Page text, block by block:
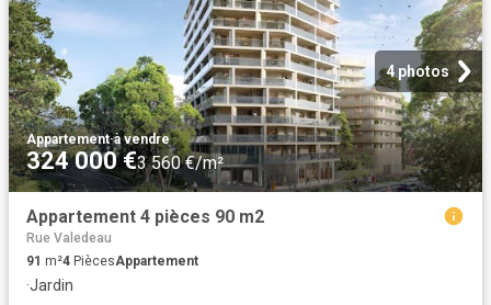
4 photos
Appartement·à vendre
324 000 €3 560 €/m²
Appartement 4 pièces 90 m2
Rue Valedeau
91 m²4 PiècesAppartement
·Jardin